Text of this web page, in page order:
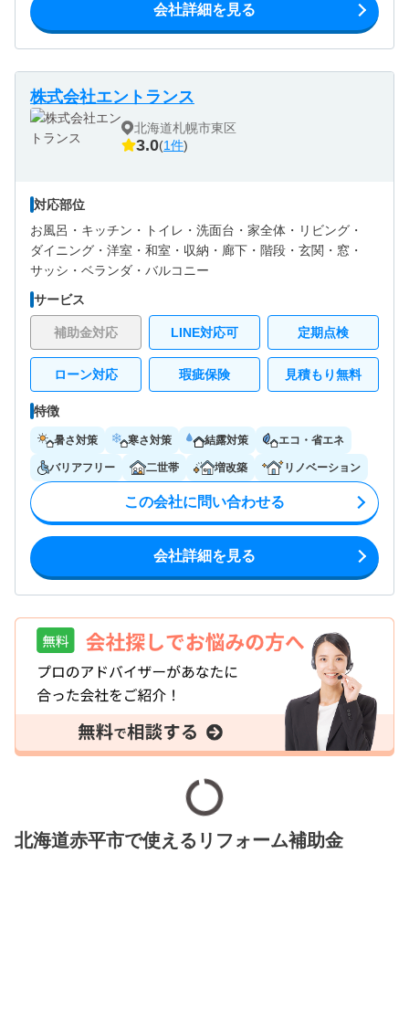
会社詳細を見る
株式会社エントランス
北海道札幌市東区
3.0(1件)
対応部位
お風呂・ キッチン・ トイレ・ 洗面台・ 家全体・ リビング・
ダイニング・ 洋室・ 和室・ 収納・ 廊下・ 階段・ 玄関・ 窓・
サッシ・ ベランダ・バルコニー
サービス
補助金対応 LINE対応可 定期点検
ローン対応 瑕疵保険 見積もり無料
特徴
暑さ対策 寒さ対策 結露対策 エコ・省エネ
バリアフリー 二世帯 増改築 リノベーション
この会社に問い合わせる
会社詳細を見る
北海道赤平市で使えるリフォーム補助金